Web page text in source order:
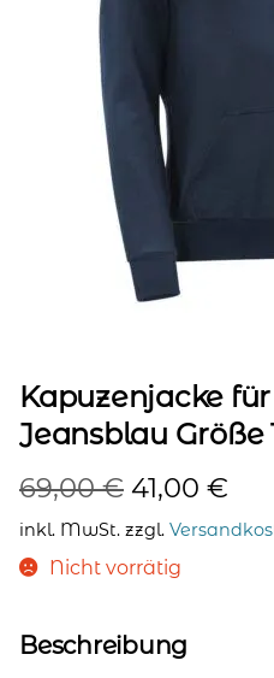
Kapuzenjacke
Jeansblau Größe
69,00€
Preis
war:
41,00 €
inkl. MwSt. zzgl.
Nicht vorrätig
Beschreibung